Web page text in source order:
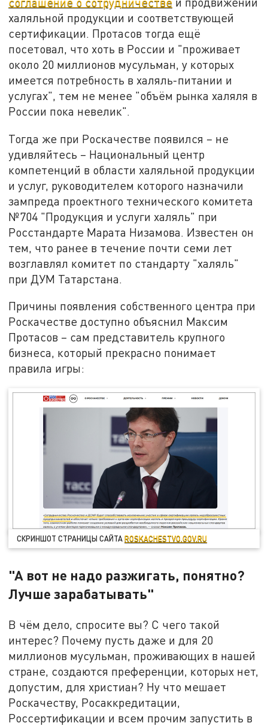
халяльной продукции и соответствующей
сертификации. Протасов тогда ещё
посетовал, что хоть в России и "проживает
около 20 миллионов мусульман, у которых
имеется потребность в халяль-питании и
услугах", тем не менее "объём рынка халяля в
России пока невелик".
Тогда же при Роскачестве появился – не
удивляйтесь – Национальный центр
компетенций в области халяльной продукции
и услуг, руководителем которого назначили
зампреда проектного технического комитета
№704 "Продукция и услуги халяль" при
Росстандарте Марата Низамова. Известен он
тем, что ранее в течение почти семи лет
возглавлял комитет по стандарту "халяль"
при ДУМ Татарстана.
Причины появления собственного центра при
Роскачестве доступно объяснил Максим
Протасов – сам представитель крупного
бизнеса, который прекрасно понимает
правила игры:
СКРИНШОТ СТРАНИЦЫ САЙТАROSKACHESTVO.GOV.RU
"А вот не надо разжигать, понятно?
Лучше зарабатывать"
В чём дело, спросите вы? С чего такой
интерес? Почему пусть даже и для 20
миллионов мусульман, проживающих в нашей
стране, создаются преференции, которых нет,
допустим, для христиан? Ну что мешает
Роскачеству, Росаккредитации,
Россертификации и всем прочим запустить в